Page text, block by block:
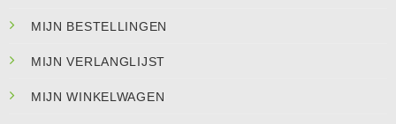
MIJN BESTELLINGEN
MIJN VERLANGLIJST
MIJN WINKELWAGEN